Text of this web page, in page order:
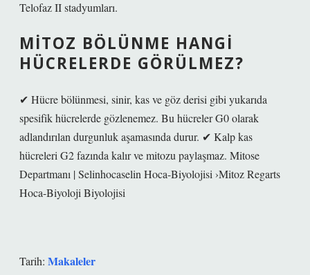
Telofaz II stadyumları.
MITOZ BÖLÜNME HANGI
HÜCRELERDE GÖRÜLMEZ?
✔ Hücre bölünmesi, sinir, kas ve göz derisi gibi yukarıda
spesifik hücrelerde gözlenemez. Bu hücreler G0 olarak
adlandırılan durgunluk aşamasında durur. ✔ Kalp kas
hücreleri G2 fazında kalır ve mitozu paylaşmaz. Mitose
Departmanı | Selinhocaselin Hoca-Biyolojisi ›Mitoz Regarts
Hoca-Biyoloji Biyolojisi
Tarih: Makaleler